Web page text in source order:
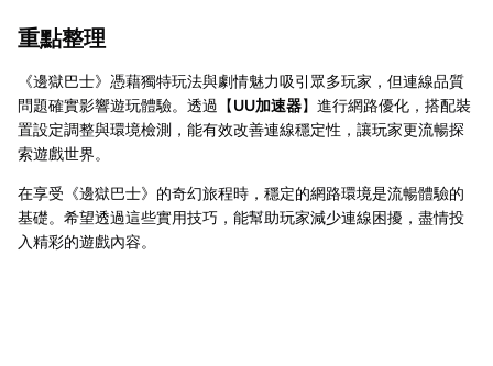
重點整理
《邊獄巴士》憑藉獨特玩法與劇情魅力吸引眾多玩家，但連線品質
問題確實影響遊玩體驗。透過【UU加速器】進行網路優化，搭配裝
置設定調整與環境檢測，能有效改善連線穩定性，讓玩家更流暢探
索遊戲世界。
在享受《邊獄巴士》的奇幻旅程時，穩定的網路環境是流暢體驗的
基礎。希望透過這些實用技巧，能幫助玩家減少連線困擾，盡情投
入精彩的遊戲內容。